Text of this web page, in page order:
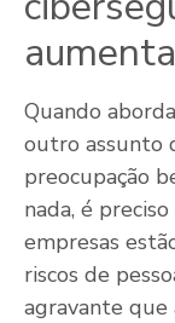
Quando
outro assunto
preocupação
nada, é
empresas
riscos de
agravante que